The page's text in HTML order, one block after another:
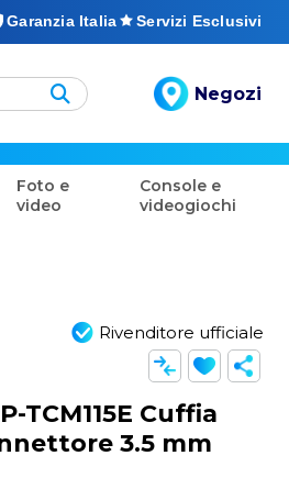
Garanzia Italia Servizi Esclusivi
Negozi
Foto e
video
Console e
videogiochi
Rivenditore ufficiale
TCM115E Cuffia
3.5 mm